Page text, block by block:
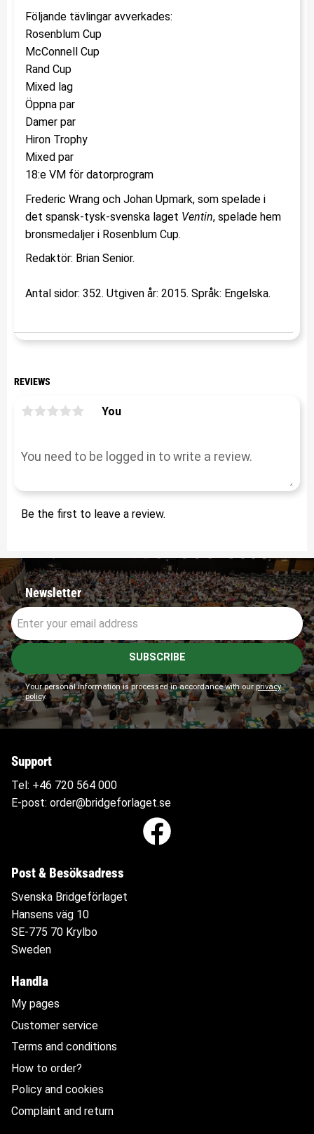
Följande tävlingar avverkades:
Rosenblum Cup
McConnell Cup
Rand Cup
Mixed lag
Öppna par
Damer par
Hiron Trophy
Mixed par
18:e VM för datorprogram
Frederic Wrang och Johan Upmark, som spelade i
det spansk-tysk-svenska laget Ventin, spelade hem
bronsmedaljer i Rosenblum Cup.
Redaktör: Brian Senior.
Antal sidor: 352. Utgiven år: 2015. Språk: Engelska.
REVIEWS
You
Be the first to leave a review.
Newsletter
SUBSCRIBE
Your personal information is processed in accordance with our privacy
policy.
Support
Tel: +46 720 564 000
E-post: order@bridgeforlaget.se
Post & Besöksadress
Svenska Bridgeförlaget
Hansens väg 10
SE-775 70 Krylbo
Sweden
Handla
My pages
Customer service
Terms and conditions
How to order?
Policy and cookies
Complaint and return